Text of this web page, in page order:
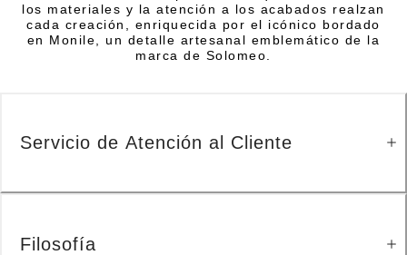
los materiales y la atención a los acabados realzan
cada creación, enriquecida por el icónico bordado
en Monile, un detalle artesanal emblemático de la
marca de Solomeo.
Servicio de Atención al Cliente
Filosofía